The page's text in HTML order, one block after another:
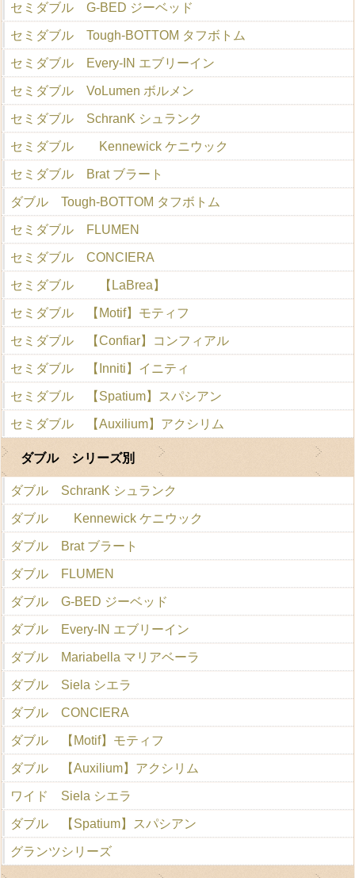
セミダブル G-BED ジーベッド
セミダブル Tough-BOTTOM タフボトム
セミダブル Every-IN エブリーイン
セミダブル VoLumen ボルメン
セミダブル SchranK シュランク
セミダブル Kennewick ケニウック
セミダブル Brat ブラート
ダブル Tough-BOTTOM タフボトム
セミダブル FLUMEN
セミダブル CONCIERA
セミダブル 【LaBrea】
セミダブル 【Motif】モティフ
セミダブル 【Confiar】コンフィアル
セミダブル 【Inniti】イニティ
セミダブル 【Spatium】スパシアン
セミダブル 【Auxilium】アクシリム
ダブル シリーズ別
ダブル SchranK シュランク
ダブル Kennewick ケニウック
ダブル Brat ブラート
ダブル FLUMEN
ダブル G-BED ジーベッド
ダブル Every-IN エブリーイン
ダブル Mariabella マリアベーラ
ダブル Siela シエラ
ダブル CONCIERA
ダブル 【Motif】モティフ
ダブル 【Auxilium】アクシリム
ワイド Siela シエラ
ダブル 【Spatium】スパシアン
グランツシリーズ